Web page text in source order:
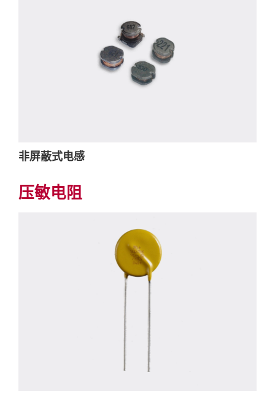
非屏蔽式电感
压敏电阻